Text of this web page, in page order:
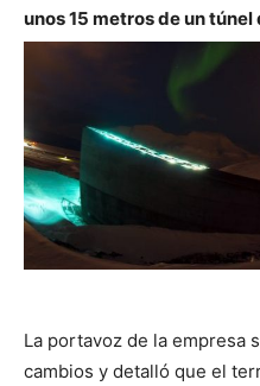
unos 15 metros de un túnel
La portavoz de la empresa
cambios y detalló que el